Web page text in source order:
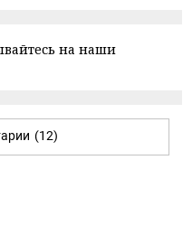
на наши
(12)